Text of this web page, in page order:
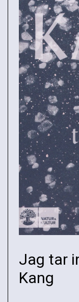
Jag tar
Kang